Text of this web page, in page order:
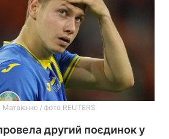
/ фото REUTERS
другий поєдинок у